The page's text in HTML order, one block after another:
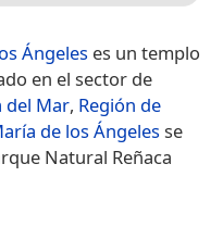
Ángeles es un templo
en el sector de
del Mar, Región de
de los Ángelesse
Natural Reñaca